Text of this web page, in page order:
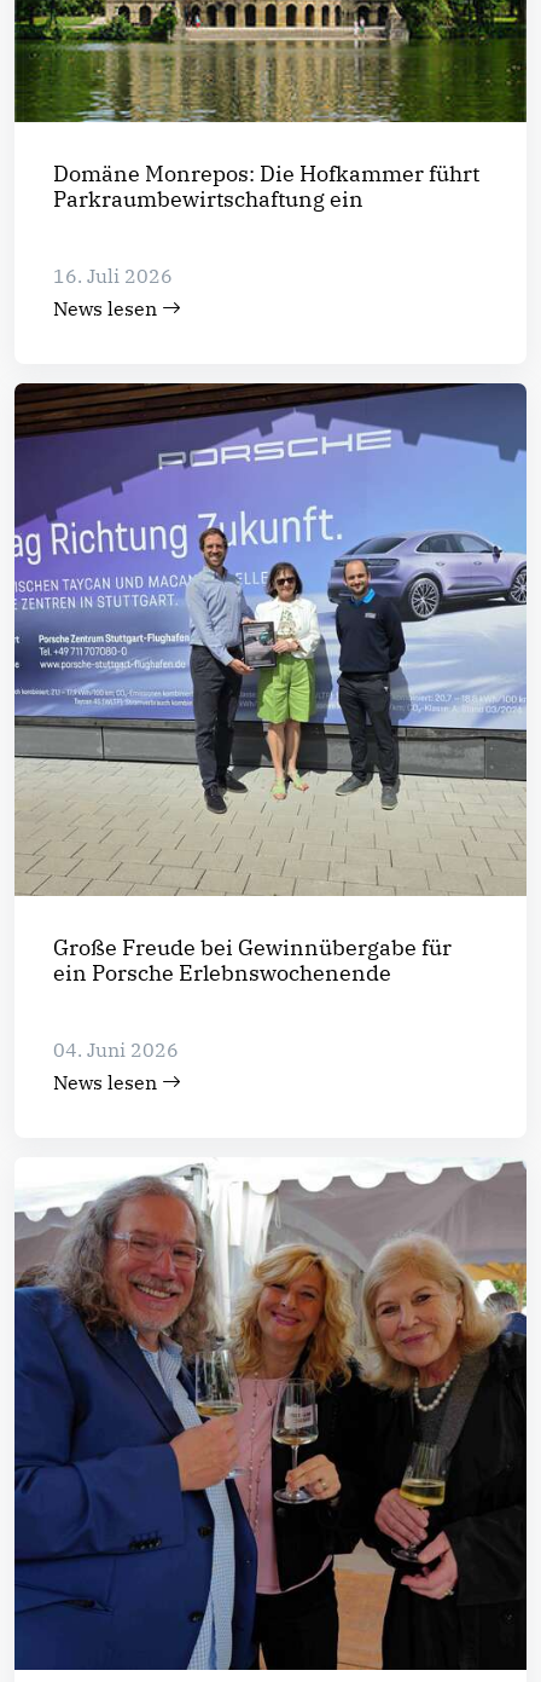
Domäne Monrepos: Die Hofkammer führt
Parkraumbewirtschaftung ein
16. Juli 2026
News lesen
Große Freude bei Gewinnübergabe für
ein Porsche Erlebnswochenende
04. Juni 2026
News lesen